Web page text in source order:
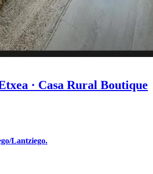
· Casa Rural Boutique
Lantziego.